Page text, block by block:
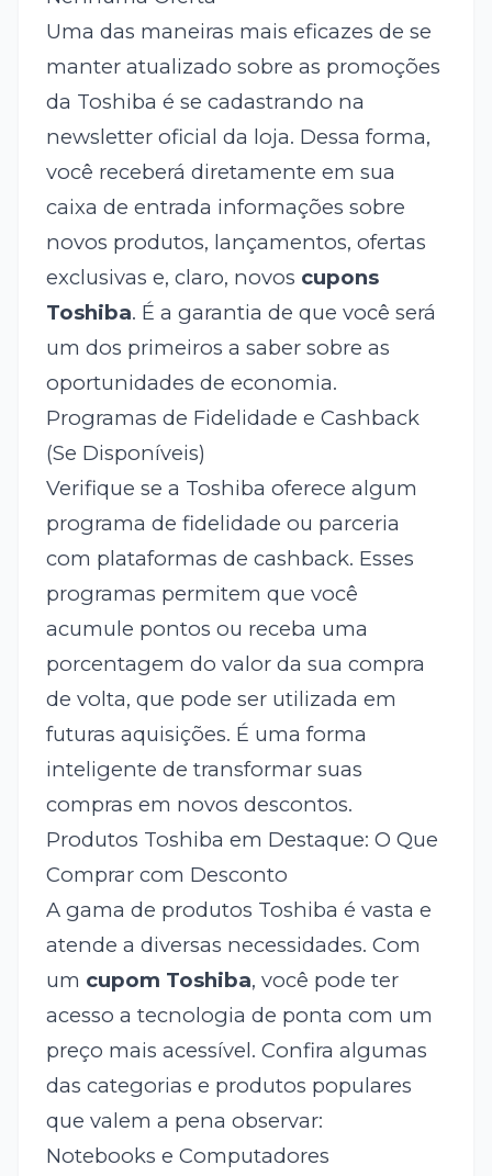
Uma das maneiras mais eficazes de se
manter atualizado sobre as promoções
da Toshiba é se cadastrando na
newsletter oficial da loja. Dessa forma,
você receberá diretamente em sua
caixa de entrada informações sobre
novos produtos, lançamentos, ofertas
exclusivas e, claro, novos cupons
Toshiba. É a garantia de que você será
um dos primeiros a saber sobre as
oportunidades de economia.
Programas de Fidelidade e Cashback
(Se Disponíveis)
Verifique se a Toshiba oferece algum
programa de fidelidade ou parceria
com plataformas de cashback. Esses
programas permitem que você
acumule pontos ou receba uma
porcentagem do valor da sua compra
de volta, que pode ser utilizada em
futuras aquisições. É uma forma
inteligente de transformar suas
compras em novos descontos.
Produtos Toshiba em Destaque: O Que
Comprar com Desconto
A gama de produtos Toshiba é vasta e
atende a diversas necessidades. Com
um cupom Toshiba, você pode ter
acesso a tecnologia de ponta com um
preço mais acessível. Confira algumas
das categorias e produtos populares
que valem a pena observar:
Notebooks e Computadores